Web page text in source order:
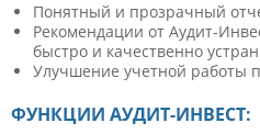
Понятный и прозрачный
Рекомендации от Аудит-
быстро и качественно
Улучшение учетной работы
ФУНКЦИИ АУДИТ-ИНВЕСТ: